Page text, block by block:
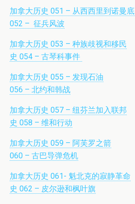
加拿大历史 051 – 从西西里到诺曼底
052 – 征兵风波
加拿大历史 053 – 种族歧视和移民
史 054 – 古琴科事件
加拿大历史 055 – 发现石油
056 – 北约和韩战
加拿大历史 057 – 纽芬兰加入联邦
史 058 – 维和行动
加拿大历史 059 – 阿芙罗之箭
060 – 古巴导弹危机
加拿大历史 061- 魁北克的寂静革命
史 062 – 皮尔逊和枫叶旗